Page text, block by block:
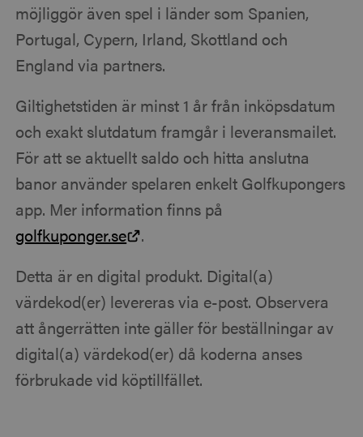
möjliggör även spel i länder som Spanien,
Portugal, Cypern, Irland, Skottland och
England via partners.
Giltighetstiden är minst 1 år från inköpsdatum
och exakt slutdatum framgår i leveransmailet.
För att se aktuellt saldo och hitta anslutna
banor använder spelaren enkelt Golfkupongers
app. Mer information finns på
golfkuponger.se
.
Detta är en digital produkt. Digital(a)
värdekod(er) levereras via e-post. Observera
att ångerrätten inte gäller för beställningar av
digital(a) värdekod(er) då koderna anses
förbrukade vid köptillfället.